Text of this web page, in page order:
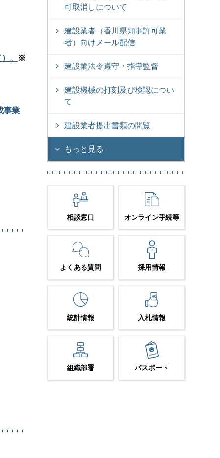
。
※
事業
可取消しについて
建設業者（香川県知事許可業
者）向けメール配信
建設業法令遵守・指導監督
建設機械の打刻及び検認につい
て
建設業者提出書類の閲覧
もっと見る
相談窓口 オンライン手続等
よくある質問 採用情報
統計情報 入札情報
組織部署 パスポート